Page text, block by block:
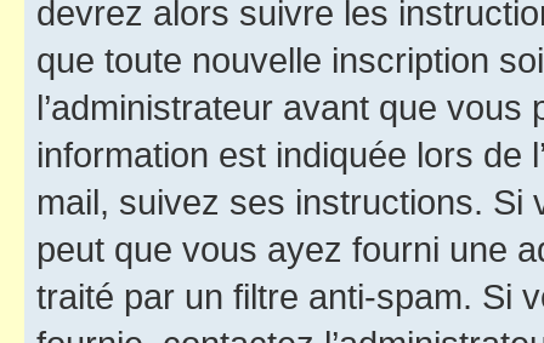
devrez alors suivre les
que toute nouvelle inscription
l’administrateur avant que
information est indiquée lors de
mail, suivez ses instructions. Si
peut que vous ayez fourni une
traité par un filtre anti-spam. Si